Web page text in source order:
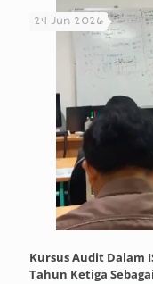
24 Jun 2026
Kursus Audit Dalam
Tahun Ketiga